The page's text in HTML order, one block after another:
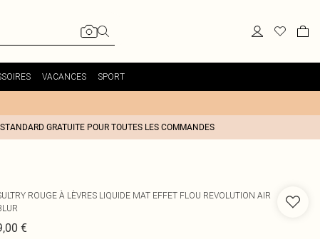
VACANCES SPORT
GRATUITE POUR TOUTES LES COMMANDES
ROUGE À LÈVRES LIQUIDE MAT EFFET FLOU REVOLUTION AIR
€